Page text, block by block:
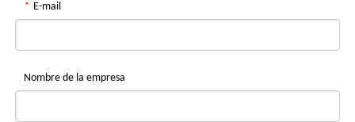
* E-mail
Nombre de la empresa